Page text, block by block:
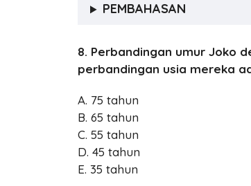
PEMBAHASAN
8. Perbandingan umur Joko
perbandingan usia mereka
A. 75 tahun
B. 65 tahun
C. 55 tahun
D. 45 tahun
E. 35 tahun